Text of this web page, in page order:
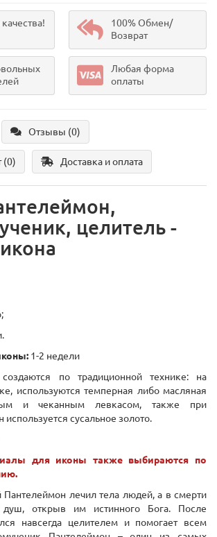
100% Обмен/
Возврат
Любая форма
оплаты
Отзывы (0)
(0) Доставка и оплата
целитель -
1-2 недели
по традиционной технике: на
используются темперная либо масляная
и чеканным левкасом, также при
используется сусальное золото.
для иконы также выбираются по
лечил тела людей, а в смерти
душ, открыв им истинного Бога. После
навсегда целителем и помогает всем